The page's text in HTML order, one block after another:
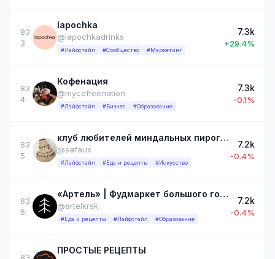
83
3
lapochka
@lapochkadrinks
#Лайфстайл #Сообщество #Маркетинг
7.3k
+29.4%
83
4
Кофенация
@mycoffeenation
#Лайфстайл #Бизнес #Образование
7.3k
-0.1%
83
5
клуб любителей миндальных пирогов
@safaux
#Лайфстайл #Еда и рецепты #Искусство
7.2k
-0.4%
83
6
«Артель» | Фудмаркет большого города
@artelkrsk
#Еда и рецепты #Лайфстайл #Образование
7.2k
-0.4%
83
ПРОСТЫЕ РЕЦЕПТЫ